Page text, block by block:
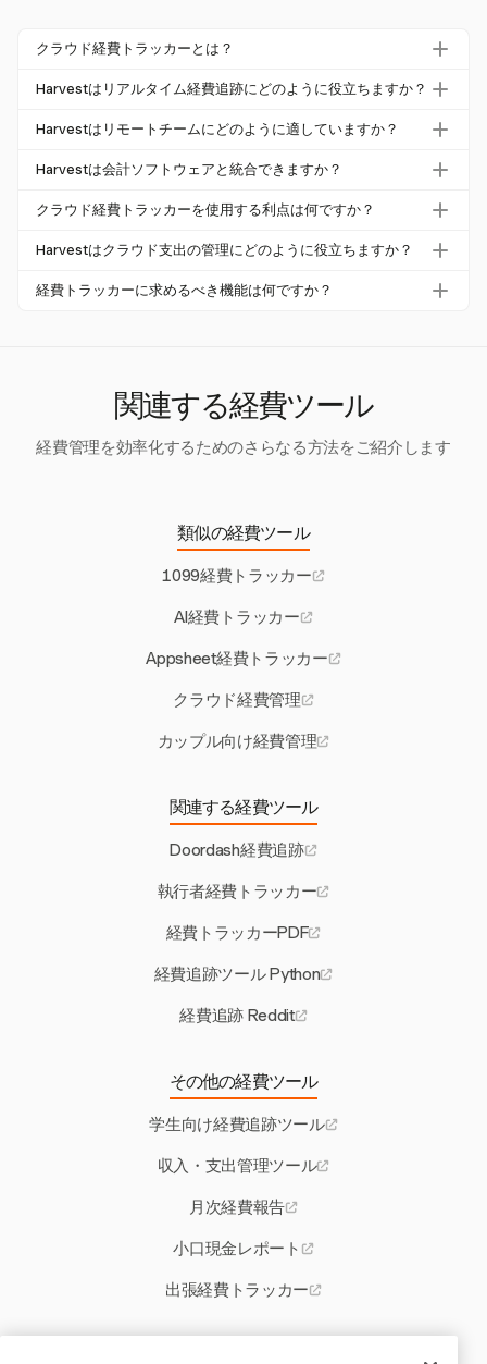
クラウド経費トラッカーとは？
クラウド経費トラッカーは、企業がインターネット上でリ
す。モバイルアクセス、他のソフトウェアとの統合、リア
Harvestはリアルタイム経費追跡にどのように役立ちますか？
Harvestはモバイルアプリを通じてリアルタイム経費追跡
できるようにします。この機能は、即座に経費の記録が必
す。
Harvestはリモートチームにどのように適していますか？
Harvestはモバイルアプリの機能により、従業員がスマー
きるため、リモートチームに最適です。これにより、正確
Harvestは会計ソフトウェアと統合できますか？
はい、Harvestは請求書管理のためにQuickBooks Onlineや
トフォームに直接同期することはありません。この統合に
クラウド経費トラッカーを使用する利点は何ですか？
クラウド経費トラッカーを使用することで、企業は支出を
管理を簡素化できます。また、リモートアクセスや他のビ
Harvestはクラウド支出の管理にどのように役立ちますか？
Harvestはリアルタイム経費追跡と監視のためのツールを
経費トラッカーに求めるべき機能は何ですか？
まれます。関連する経費ツール
経費管理を効率化するためのさらなる方法をご紹介します
類似の経費ツール
1099経費トラッカー
AI経費トラッカー
Appsheet経費トラッカー
クラウド経費管理
カップル向け経費管理
関連する経費ツール
Doordash経費追跡
執行者経費トラッカー
経費トラッカーPDF
経費追跡ツール Python
経費追跡 Reddit
その他の経費ツール
学生向け経費追跡ツール
収入・支出管理ツール
月次経費報告
小口現金レポート
出張経費トラッカー